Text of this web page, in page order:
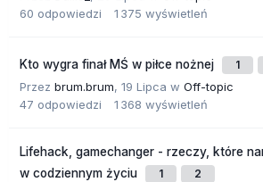
60 odpowiedzi 1 375 wyświetleń
Kto wygra finał MŚ w piłce nożnej 1
Przez brum.brum, 19 Lipca w Off-topic
47 odpowiedzi 1 368 wyświetleń
Lifehack, gamechanger - rzeczy, które
w codziennym życiu
1 2